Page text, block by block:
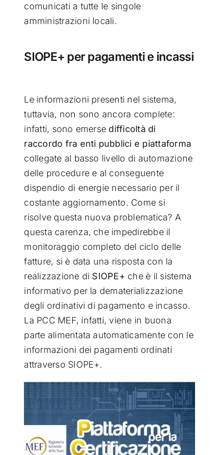
comunicati a tutte le singole
amministrazioni locali.
SIOPE+ per pagamenti e incassi
Le informazioni presenti nel sistema,
tuttavia, non sono ancora complete:
infatti, sono emerse difficoltà di
raccordo fra enti pubblici e piattaforma
collegate al basso livello di automazione
delle procedure e al conseguente
dispendio di energie necessario per il
costante aggiornamento. Come si
risolve questa nuova problematica? A
questa carenza, che impedirebbe il
monitoraggio completo del ciclo delle
fatture, si è data una risposta con la
realizzazione di SIOPE+ che è il sistema
informativo per la dematerializzazione
degli ordinativi di pagamento e incasso.
La PCC MEF, infatti, viene in buona
parte alimentata automaticamente con le
informazioni dei pagamenti ordinati
attraverso SIOPE+.